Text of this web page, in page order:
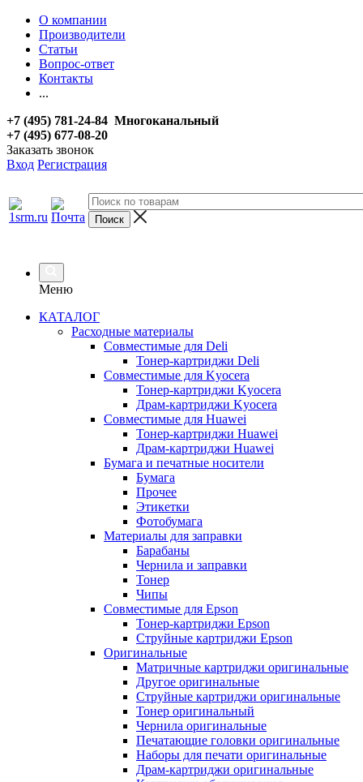
О компании
Производители
Статьи
Вопрос-ответ
Контакты
...
+7 (495) 781-24-84 Многоканальный
+7 (495) 677-08-20
Заказать звонок
Вход Регистрация
Меню
КАТАЛОГ
Расходные материалы
Совместимые для Deli
Тонер-картриджи Deli
Совместимые для Kyocera
Тонер-картриджи Kyocera
Драм-картриджи Kyocera
Совместимые для Huawei
Тонер-картриджи Huawei
Драм-картриджи Huawei
Бумага и печатные носители
Бумага
Прочее
Этикетки
Фотобумага
Материалы для заправки
Барабаны
Чернила и заправки
Тонер
Чипы
Совместимые для Epson
Тонер-картриджи Epson
Струйные картриджи Epson
Оригинальные
Матричные картриджи оригинальные
Другое оригинальные
Струйные картриджи оригинальные
Тонер оригинальный
Чернила оригинальные
Печатающие головки оригинальные
Наборы для печати оригинальные
Драм-картриджи оригинальные